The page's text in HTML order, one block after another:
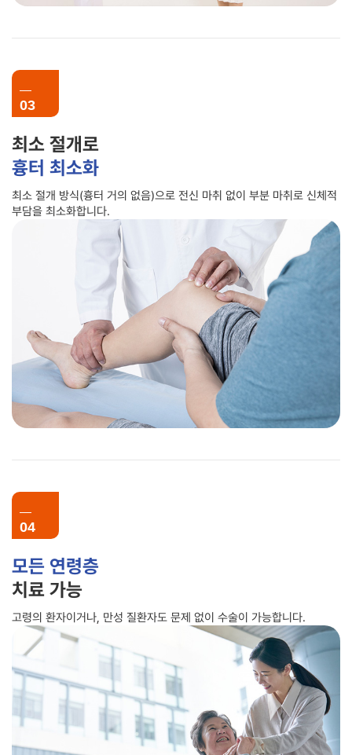
03
최소 절개로
흉터 최소화
최소 절개 방식(흉터 거의 없음)으로 전신 마취 없이 부분 마취로 신체적
부담을 최소화합니다.
04
모든 연령층
치료 가능
고령의 환자이거나, 만성 질환자도 문제 없이 수술이 가능합니다.